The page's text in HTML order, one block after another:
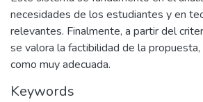
necesidades de los estudiantes y en
relevantes. Finalmente, a partir del
se valora la factibilidad de la
como muy adecuada.
Keywords